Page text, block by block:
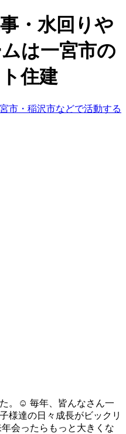
・水回りや
は一宮市の
住建
。☺️ 毎年、皆んなさん一
様達の日々成長がビックリ
会ったらもっと大きくな